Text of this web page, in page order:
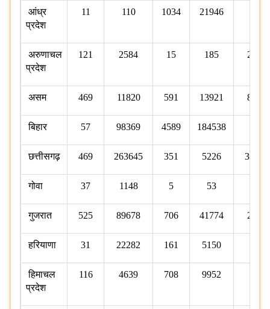
आंध्र
प्रदेश
11 110 1034 21946
अरुणाचल
प्रदेश
121 2584 15 185 20
असम 469 11820 591 13921 81
बिहार 57 98369 4589 184538
छत्तीसगढ़ 469 263645 351 5226 322
गोवा 37 1148 5 53
गुजरात 525 89678 706 41774 23
हरियाणा 31 22282 161 5150
हिमाचल
प्रदेश
116 4639 708 9952